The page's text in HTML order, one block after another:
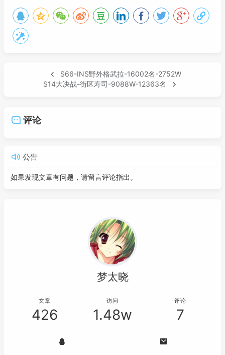
S66-INS野外格武拉-16002名-2752W
S14大决战-街区寿司-9088W-12363名
评论
公告
如果发现文章有问题，请留言评论指出。
梦太晓
文章
426
访问
1.48w
评论
7